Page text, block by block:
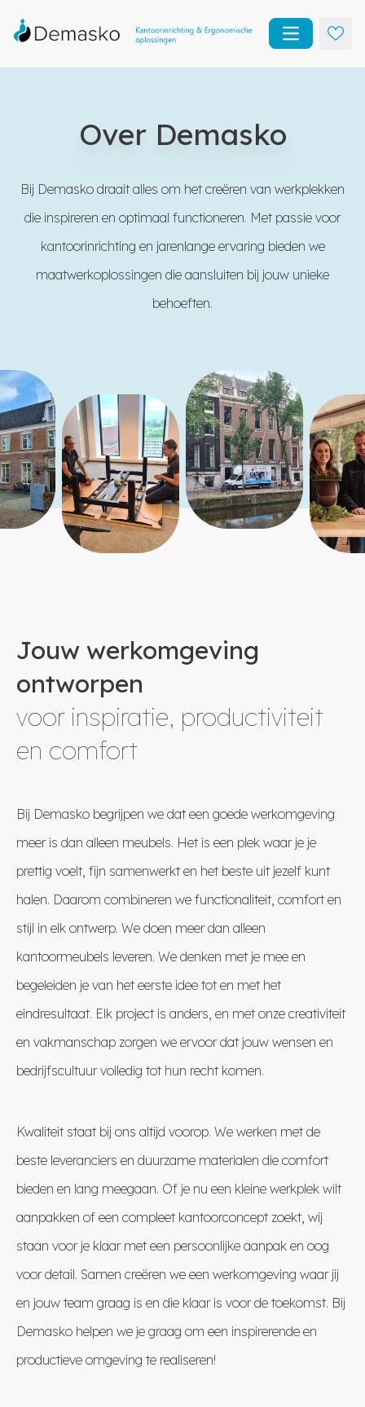
Open main
Over Demasko
Bij Demasko draait alles om het creëren van werkplekken
die inspireren en optimaal functioneren. Met passie voor
kantoorinrichting en jarenlange ervaring bieden we
maatwerkoplossingen die aansluiten bij jouw unieke
behoeften.
Jouw werkomgeving
ontworpen
voor inspiratie, productiviteit
en comfort
Bij Demasko begrijpen we dat een goede werkomgeving
meer is dan alleen meubels. Het is een plek waar je je
prettig voelt, fijn samenwerkt en het beste uit jezelf kunt
halen. Daarom combineren we functionaliteit, comfort en
stijl in elk ontwerp. We doen meer dan alleen
kantoormeubels leveren. We denken met je mee en
begeleiden je van het eerste idee tot en met het
eindresultaat. Elk project is anders, en met onze creativiteit
en vakmanschap zorgen we ervoor dat jouw wensen en
bedrijfscultuur volledig tot hun recht komen.
Kwaliteit staat bij ons altijd voorop. We werken met de
beste leveranciers en duurzame materialen die comfort
bieden en lang meegaan. Of je nu een kleine werkplek wilt
aanpakken of een compleet kantoorconcept zoekt, wij
staan voor je klaar met een persoonlijke aanpak en oog
voor detail. Samen creëren we een werkomgeving waar jij
en jouw team graag is en die klaar is voor de toekomst. Bij
Demasko helpen we je graag om een inspirerende en
productieve omgeving te realiseren!